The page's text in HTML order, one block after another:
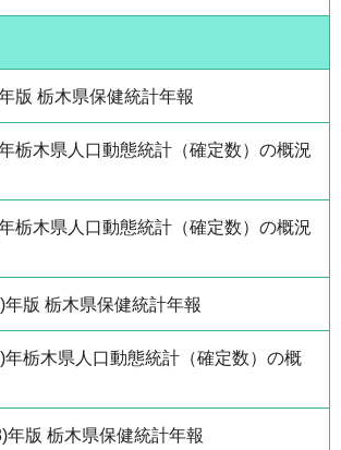
版 栃木県保健統計年報
栃木県人口動態統計（確定数）の概況
栃木県人口動態統計（確定数）の概況
版 栃木県保健統計年報
年栃木県人口動態統計（確定数）の概
年版 栃木県保健統計年報